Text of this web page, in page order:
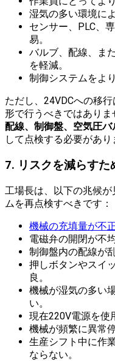
湿気の多い環境に
センサー、PLC、
易。
バルブ、配線、ま
を軽減。
制御システムをよ
ただし、24VDCへの移
形で行うべきではありま
配線、制御盤、空気圧
して点検する必要があり
7. リスクを減らすた
工場長は、以下の兆候
ムを再点検すべきです：
機械の充填量が不
電磁弁の開閉が不均
制御盤内の配線が
押しボタンやスイ
良。
機械が湿気の多い
い。
現在220V電源を使
機械が頻繁に異常
生産シフト中に作
ならない。